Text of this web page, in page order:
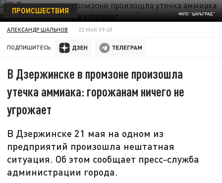
ФОТО "ЦАРЬГРАД"
ПРОИСШЕСТВИЯ
АЛЕКСАНДР ШАЛЬНОВ 22 МАЯ 09:48
ПОДПИШИТЕСЬ:
В Дзержинске в промзоне произошла
утечка аммиака: горожанам ничего не
угрожает
В Дзержинске 21 мая на одном из
предприятий произошла нештатная
ситуация. Об этом сообщает пресс-служба
администрации города.